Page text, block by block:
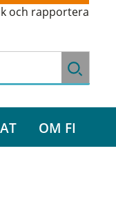
och rapportera
OM FI